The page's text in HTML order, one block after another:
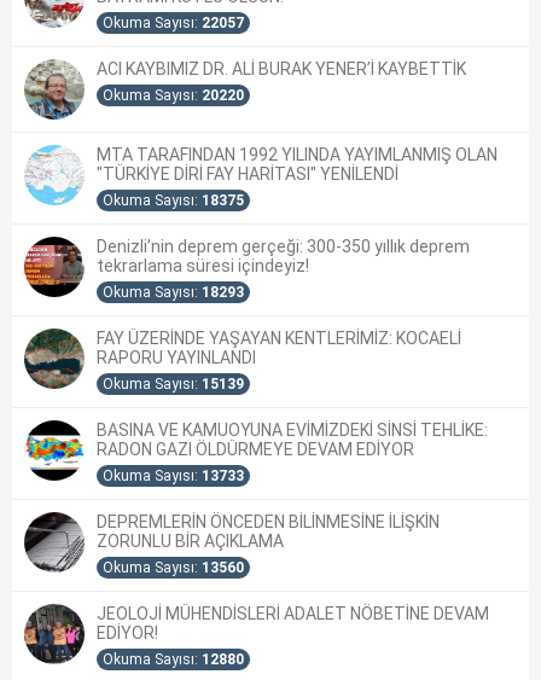
Okuma Sayısı: 22057
ACI KAYBIMIZ DR. ALİ BURAK YENER’İ KAYBETTİK
Okuma Sayısı: 20220
MTA TARAFINDAN 1992 YILINDA YAYIMLANMIŞ OLAN
"TÜRKİYE DİRİ FAY HARİTASI" YENİLENDİ
Okuma Sayısı: 18375
Denizli’nin deprem gerçeği: 300-350 yıllık deprem
tekrarlama süresi içindeyiz!
Okuma Sayısı: 18293
FAY ÜZERİNDE YAŞAYAN KENTLERİMİZ: KOCAELİ
RAPORU YAYINLANDI
Okuma Sayısı: 15139
BASINA VE KAMUOYUNA EVİMİZDEKİ SİNSİ TEHLİKE:
RADON GAZI ÖLDÜRMEYE DEVAM EDİYOR
Okuma Sayısı: 13733
DEPREMLERİN ÖNCEDEN BİLİNMESİNE İLİŞKİN
ZORUNLU BİR AÇIKLAMA
Okuma Sayısı: 13560
JEOLOJİ MÜHENDİSLERİ ADALET NÖBETİNE DEVAM
EDİYOR!
Okuma Sayısı: 12880